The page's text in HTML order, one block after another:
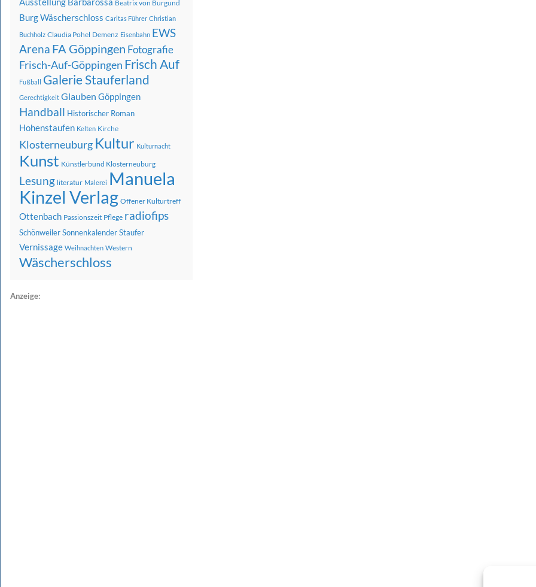
Beatrix von Burgund
Burg Wäscherschloss Caritas Führer Christian
Buchholz Claudia Pohel Demenz Eisenbahn EWS
Arena FA Göppingen Fotografie
Frisch-Auf-Göppingen Frisch Auf
Fußball Galerie Stauferland
Gerechtigkeit Glauben Göppingen
Handball Historischer Roman
Hohenstaufen Kelten Kirche
Klosterneuburg Kultur Kulturnacht
Kunst Künstlerbund Klosterneuburg
Lesung literatur Malerei Manuela
Kinzel Verlag Offener Kulturtreff
Ottenbach Passionszeit Pflege radiofips
SchönweilerSonnenkalenderStaufer
Vernissage Weihnachten Western
Wäscherschloss
Anzeige: